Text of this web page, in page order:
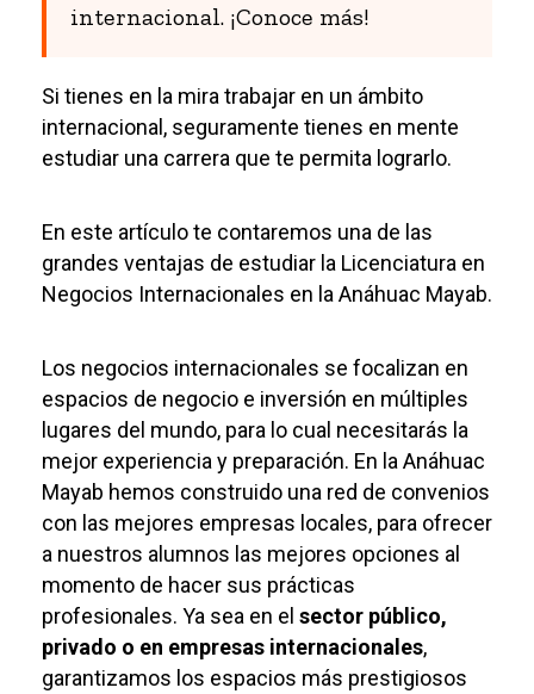
internacional. ¡Conoce más!
Si tienes en la mira trabajar en un ámbito
internacional, seguramente tienes en mente
estudiar una carrera que te permita lograrlo.
En este artículo te contaremos una de las
grandes ventajas de estudiar la Licenciatura en
Negocios Internacionales en la Anáhuac Mayab.
Los negocios internacionales se focalizan en
espacios de negocio e inversión en múltiples
lugares del mundo, para lo cual necesitarás la
mejor experiencia y preparación. En la Anáhuac
Mayab hemos construido una red de convenios
con las mejores empresas locales, para ofrecer
a nuestros alumnos las mejores opciones al
momento de hacer sus prácticas
profesionales. Ya sea en el sector público,
privado o en empresas internacionales,
garantizamos los espacios más prestigiosos